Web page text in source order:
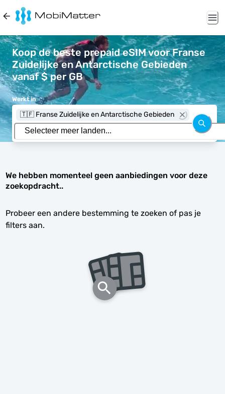
Koop de beste prepaid eSIM voor Franse
Zuidelijke en Antarctische Gebieden
vanaf $ per GB
Werkt in
🇹🇫 Franse Zuidelijke en Antarctische Gebieden
We hebben momenteel geen aanbiedingen voor deze
zoekopdracht..
Probeer een andere bestemming te zoeken of pas je
filters aan.